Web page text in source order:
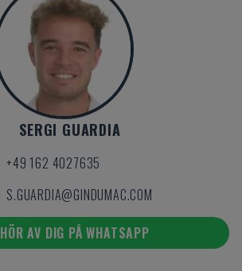
SERGI GUARDIA
+49 162 4027635
S.GUARDIA@GINDUMAC.COM
HÖR AV DIG PÅ WHATSAPP